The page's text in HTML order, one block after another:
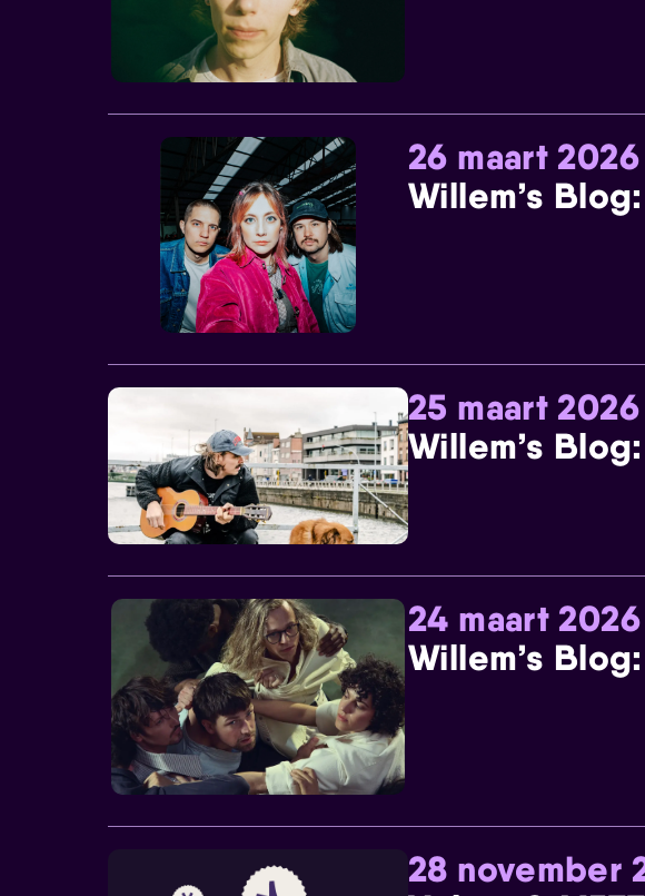
26 maart 2026
Willem’s
25 maart 2026
Willem’s
24 maart 2026
Willem’s
28 november